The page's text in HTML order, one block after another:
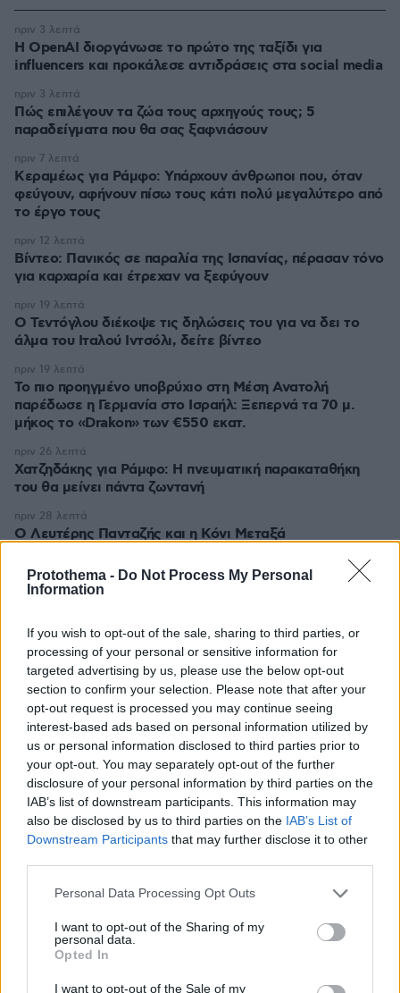
Protothema - Do Not Process My Personal
Information
If you wish to opt-out of the sale, sharing to third parties, or
processing of your personal or sensitive information for
targeted advertising by us, please use the below opt-out
section to confirm your selection. Please note that after your
opt-out request is processed you may continue seeing
interest-based ads based on personal information utilized by
us or personal information disclosed to third parties prior to
your opt-out. You may separately opt-out of the further
disclosure of your personal information by third parties on the
IAB’s list of downstream participants. This information may
also be disclosed by us to third parties on the IAB’s List of
Downstream Participants that may further disclose it to other
Please note that this website/app uses one or more Google
not limited to your visit or usage behaviour. You may click to
grant or deny consent to Google and its third-party tags to
use your data for below specified purposes in below Google
consent section.
Personal Data Processing Opt Outs
I want to opt-out of the Sharing of my
personal data.
Opted In
I want to opt-out of the Sale of my
Η OpenAI διοργάνωσε το πρώτο της ταξίδι για
influencers και προκάλεσε αντιδράσεις στα social media
πριν 3 λεπτά
Πώς επιλέγουν τα ζώα τους αρχηγούς τους; 5
παραδείγματα που θα σας ξαφνιάσουν
πριν 3 λεπτά
Κεραμέως για Ράμφο: Υπάρχουν άνθρωποι που, όταν
φεύγουν, αφήνουν πίσω τους κάτι πολύ μεγαλύτερο από
το έργο τους
πριν 7 λεπτά
Βίντεο: Πανικός σε παραλία της Ισπανίας, πέρασαν τόνο
για καρχαρία και έτρεχαν να ξεφύγουν
πριν 12 λεπτά
Ο Τεντόγλου διέκοψε τις δηλώσεις του για να δει το
άλμα του Ιταλού Ιντσόλι, δείτε βίντεο
πριν 19 λεπτά
Το πιο προηγμένο υποβρύχιο στη Μέση Ανατολή
παρέδωσε η Γερμανία στο Ισραήλ: Ξεπερνά τα 70 μ.
μήκος το «Drakon» των €550 εκατ.
πριν 19 λεπτά
Χατζηδάκης για Ράμφο: Η πνευματική παρακαταθήκη
του θα μείνει πάντα ζωντανή
πριν 26 λεπτά
Ο Λευτέρης Πανταζής και η Κόνι Μεταξά
πριν 28 λεπτά
Η ζωή που κυλά γαλήνια στα καλά ξενοδοχεία που
πριν 29 λεπτά
Wanderlove: Γινόμαστε όντως πιο ελκυστικοί το
καλοκαίρι;
πριν 33 λεπτά
ΔΕΙΤΕ ΟΛΕΣ ΤΙΣ ΕΙΔΗΣΕΙΣ
ΤΑ ΠΙΟ ΔΗΜΟΦΙΛΗ